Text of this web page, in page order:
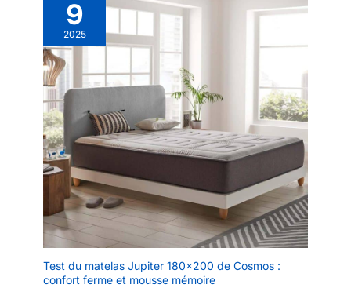
9
2025
Test du matelas Jupiter 180×200 de Cosmos :
confort ferme et mousse mémoire